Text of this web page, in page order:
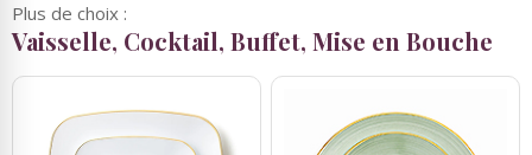
Plus de choix :
Vaisselle, Cocktail, Buffet, Mise en Bouche